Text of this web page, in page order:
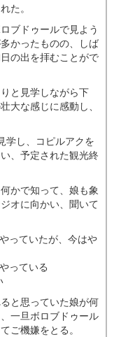
た。
ブドゥールで見よう
かったものの、しば
の出を拝むことがで
と見学しながら下
大な感じに感動し、
学し、コピルアクを
、予定された観光終
かで知って、娘も象
オに向かい、聞いて
っていたが、今はや
っている
と思っていた娘が何
一旦ボロブドゥール
ご機嫌をとる。